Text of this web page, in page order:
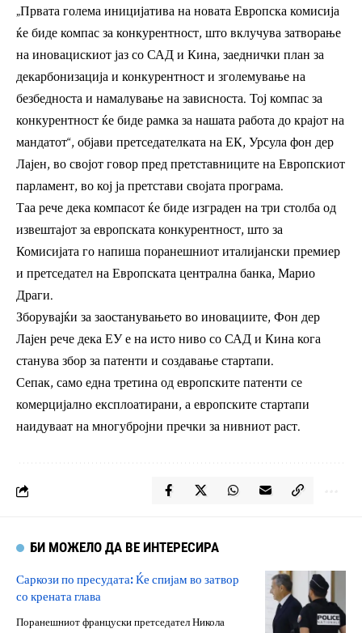
„Првата голема иницијатива на новата Европска комисија
ќе биде компас за конкурентност, што вклучува затворање
на иновацискиот јаз со САД и Кина, заеднички план за
декарбонизација и конкурентност и зголемување на
безбедноста и намалување на зависноста. Тој компас за
конкурентност ќе биде рамка за нашата работа до крајот на
мандатот“, објави претседателката на ЕК, Урсула фон дер
Лајен, во својот говор пред претставниците на Европскиот
парламент, во кој ја претстави својата програма.
Таа рече дека компасот ќе биде изграден на три столба од
извештајот за европската конкурентност, што за
Комисијата го напиша поранешниот италијански премиер
и претседател на Европската централна банка, Марио
Драги.
Зборувајќи за заостанувањето во иновациите, Фон дер
Лајен рече дека ЕУ е на исто ниво со САД и Кина кога
станува збор за патенти и создавање стартапи.
Сепак, само една третина од европските патенти се
комерцијално експлоатирани, а европските стартапи
наидуваат на многубројни пречки за нивниот раст.
БИ МОЖЕЛО ДА ВЕ ИНТЕРЕСИРА
Саркози по пресудата: Ќе спијам во затвор
со крената глава
Поранешниот француски претседател Никола